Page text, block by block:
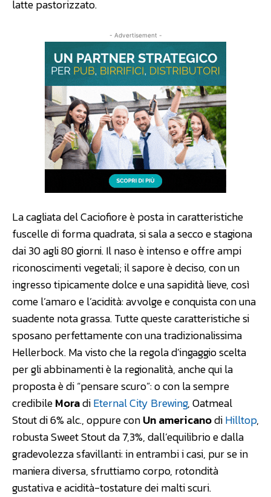
latte pastorizzato.
- Advertisement -
La cagliata del Caciofiore è posta in caratteristiche
fuscelle di forma quadrata, si sala a secco e stagiona
dai 30 agli 80 giorni. Il naso è intenso e offre ampi
riconoscimenti vegetali; il sapore è deciso, con un
ingresso tipicamente dolce e una sapidità lieve, così
come l’amaro e l’acidità: avvolge e conquista con una
suadente nota grassa. Tutte queste caratteristiche si
sposano perfettamente con una tradizionalissima
Hellerbock. Ma visto che la regola d’ingaggio scelta
per gli abbinamenti è la regionalità, anche qui la
proposta è di “pensare scuro”: o con la sempre
credibileMoradiEternal City Brewing, Oatmeal
Stout di 6% alc., oppure conUn americanodiHilltop,
robusta Sweet Stout da 7,3%, dall’equilibrio e dalla
gradevolezza sfavillanti: in entrambi i casi, pur se in
maniera diversa, sfruttiamo corpo, rotondità
gustativa e acidità-tostature dei malti scuri.